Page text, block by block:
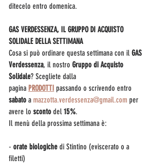
ditecelo entro domenica.
GAS VERDESSENZA, IL GRUPPO DI ACQUISTO
SOLIDALE DELLA SETTIMANA
Cosa si può ordinare questa settimana con il GAS
Verdessenza, il nostro Gruppo di Acquisto
Solidale? Scegliete dalla
pagina PRODOTTI passando o scrivendo entro
sabato a mazzotta.verdessenza@gmail.com per
avere lo sconto del 15%.
Il menù della prossima settimana è:
- orate biologiche di Stintino (eviscerato o a
filetti)